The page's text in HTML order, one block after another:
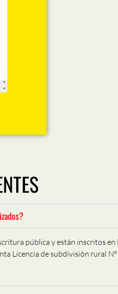
pública y están inscritos en
Licencia de subdivisión rural Nº